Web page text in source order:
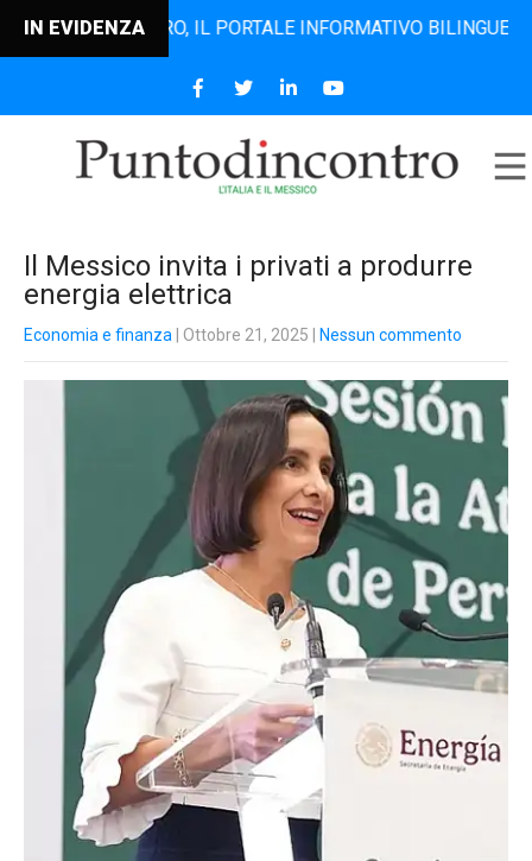
IN EVIDENZAIL PORTALE INFORMATIVO BILINGUE CHE
Il Messico invita i privati a produrre
energia elettrica
Economia e finanza | Ottobre 21, 2025 Nessun commento